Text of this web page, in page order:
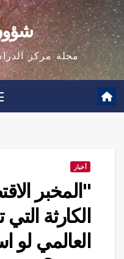
مجلة مركز
أخبار
"المخبر
الكارثة
العالمي لو